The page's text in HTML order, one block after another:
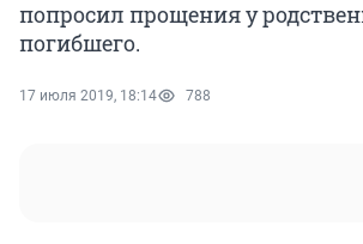
попросил прощения у
погибшего.
17 июля 2019, 18:14 788